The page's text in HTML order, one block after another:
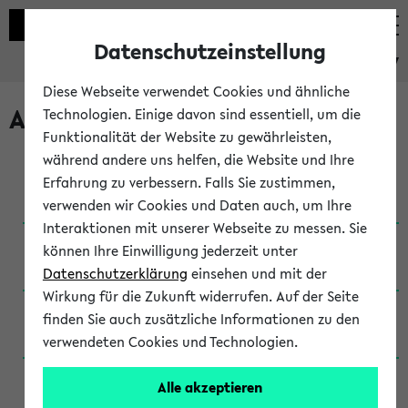
eKVV
Archivierte Studiengänge
Anglistik: British and American Studies / B.A.
(Einschreibung bis WiSe 16/17)
Anglistik: British and American Studies / B.A.
(Einschreibung bis SoSe 2015)
Anglistik: British and American Studies / B.A.
(Einschreibung bis SoSe 2013)
Anglistik: British and American Studies / Ba
(Einschreibung bis SoSe 2011)
Datenschutzeinstellung
Diese Webseite verwendet Cookies und ähnliche
Technologien. Einige davon sind essentiell, um die
Funktionalität der Website zu gewährleisten,
während andere uns helfen, die Website und Ihre
Erfahrung zu verbessern. Falls Sie zustimmen,
verwenden wir Cookies und Daten auch, um Ihre
Interaktionen mit unserer Webseite zu messen. Sie
können Ihre Einwilligung jederzeit unter
Datenschutzerklärung einsehen und mit der
Wirkung für die Zukunft widerrufen. Auf der Seite
finden Sie auch zusätzliche Informationen zu den
verwendeten Cookies und Technologien.
Alle akzeptieren